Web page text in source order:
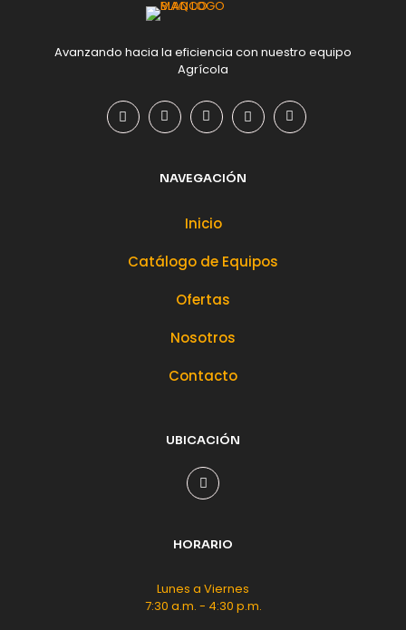
Avanzando hacia la eficiencia con nuestro equipo
Agrícola
NAVEGACIÓN
Inicio
Catálogo de Equipos
Ofertas
Nosotros
Contacto
UBICACIÓN
HORARIO
Lunes a Viernes
7:30 a.m. - 4:30 p.m.